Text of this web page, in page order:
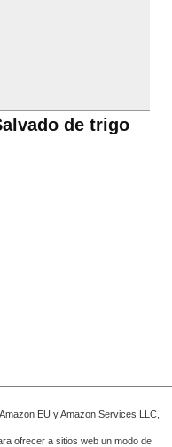
de trigo
EU y Amazon Services LLC,
ofrecer a sitios web un modo de